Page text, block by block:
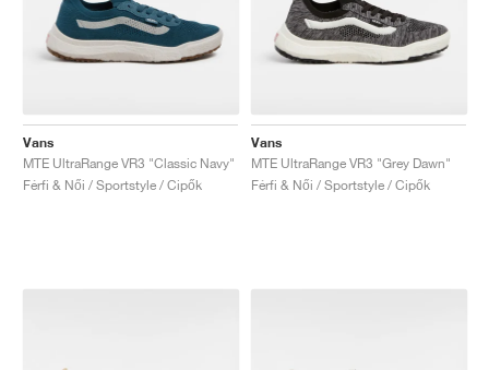
Vans
MTE UltraRange VR3 "Classic Navy"
Férfi & Női / Sportstyle / Cipők
Vans
MTE UltraRange VR3 "Grey Dawn"
Férfi & Női / Sportstyle / Cipők